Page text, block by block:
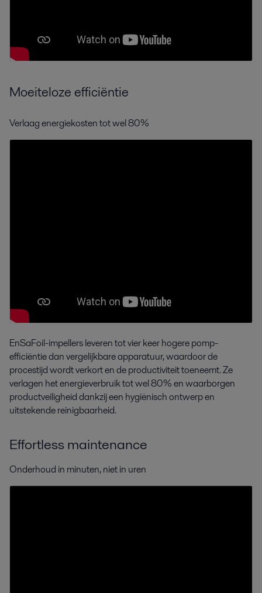
Moeiteloze efficiëntie
Verlaag energiekosten tot wel 80%
EnSaFoil-impellers leveren tot vier keer hogere pomp-
efficiëntie dan vergelijkbare apparatuur, waardoor de
procestijd wordt verkort en de productiviteit toeneemt. Ze
verlagen het energieverbruik tot wel 80% en waarborgen
productveiligheid dankzij een hygiënisch ontwerp en
uitstekende reinigbaarheid.
Effortless maintenance
Onderhoud in minuten, niet in uren